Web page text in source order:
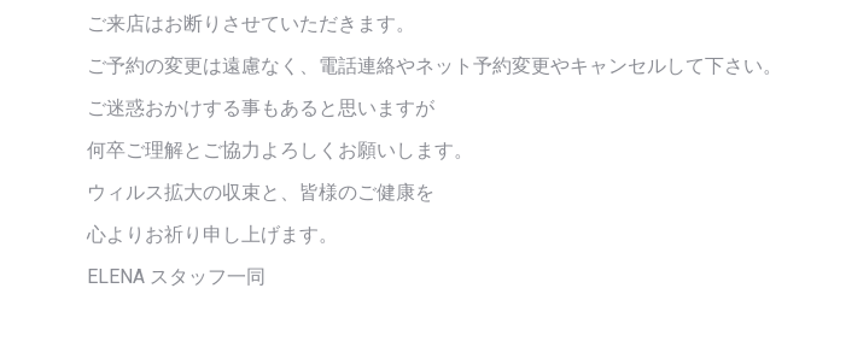
ご来店はお断りさせていただきます。
ご予約の変更は遠慮なく、電話連絡やネット予約変更やキャンセルして下さい。
ご迷惑おかけする事もあると思いますが
何卒ご理解とご協力よろしくお願いします。
ウィルス拡大の収束と、皆様のご健康を
心よりお祈り申し上げます。
ELENA スタッフ一同